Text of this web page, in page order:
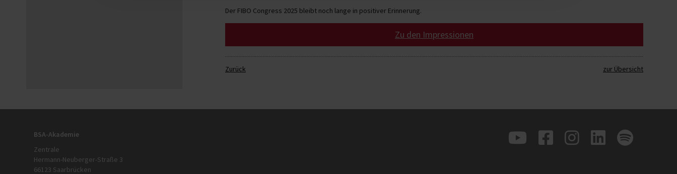
Der FIBO Congress 2025 bleibt noch lange in positiver Erinnerung.
Zu den Impressionen
Zurück zur Übersicht
BSA-Akademie
Zentrale
Hermann-Neuberger-Straße 3
66123 Saarbrücken